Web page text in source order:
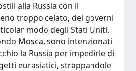
alla Russia con il
troppo celato, dei governi
modo degli Stati Uniti.
Mosca, sono intenzionati
la Russia per impedirle di
eurasiatici, strappandole